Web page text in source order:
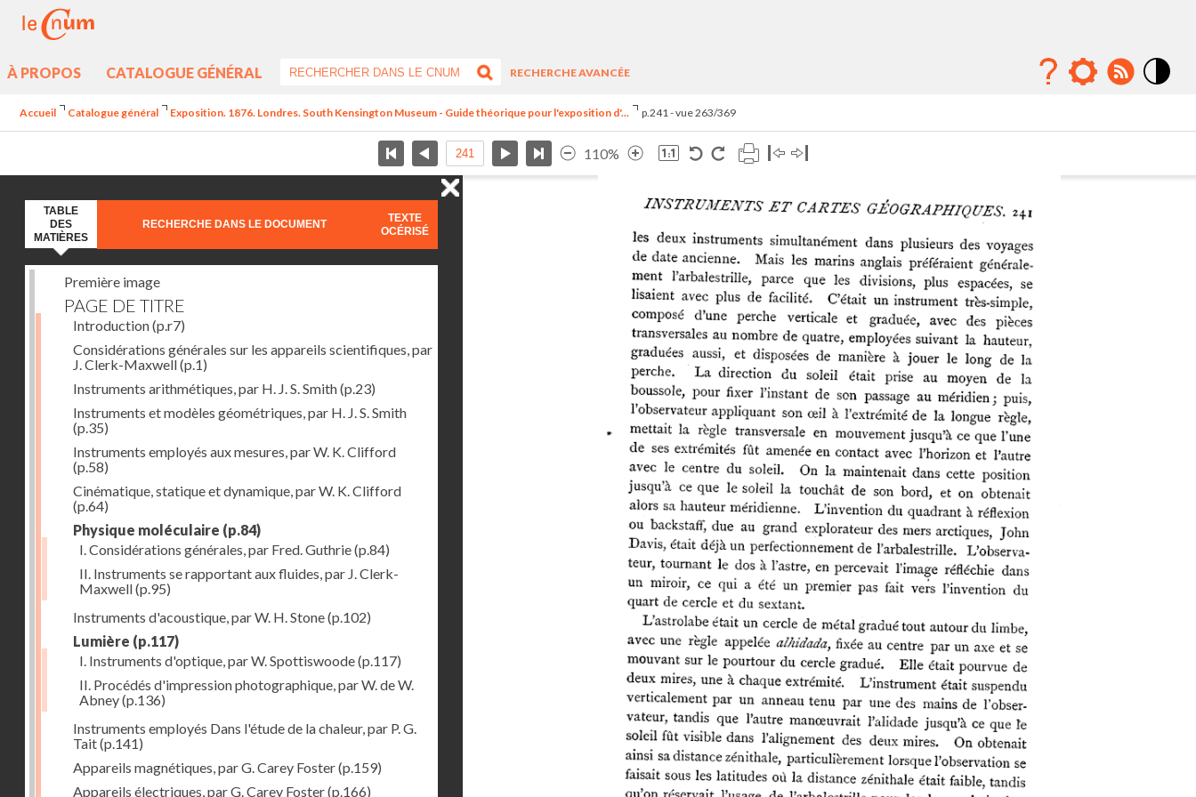
À PROPOS CATALOGUE GÉNÉRAL
RECHERCHE AVANCÉE
Accueil Catalogue général Exposition. 1876. Londres. South Kensington Museum - Guide théorique pour l'exposition d'... p.241 - vue 263/369
110%
TABLE
DES
MATIÈRES
RECHERCHE DANS LE DOCUMENT
TEXTE
OCÉRISÉ
Première image
PAGE DE TITRE
Introduction(p.r7)
Considérations générales sur les appareils scientifiques, par
J. Clerk-Maxwell(p.1)
Instruments arithmétiques, par H. J. S. Smith(p.23)
Instruments et modèles géométriques, par H. J. S. Smith
(p.35)
Instruments employés aux mesures, par W. K. Clifford
(p.58)
Cinématique, statique et dynamique, par W. K. Clifford
(p.64)
Physique moléculaire (p.84)
I. Considérations générales, par Fred. Guthrie(p.84)
II. Instruments se rapportant aux fluides, par J. Clerk-
Maxwell(p.95)
Instruments d'acoustique, par W. H. Stone(p.102)
Lumière (p.117)
I. Instruments d'optique, par W. Spottiswoode(p.117)
II. Procédés d'impression photographique, par W. de W.
Abney(p.136)
Instruments employés Dans l'étude de la chaleur, par P. G.
Tait(p.141)
Appareils magnétiques, par G. Carey Foster(p.159)
Appareils électriques, par G. Carey Foster(p.166)